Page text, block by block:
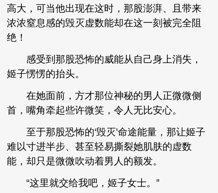
高大，可当他出现在这时，那股澎湃、且带来
浓浓窒息感的毁灭虚数能却在这一刻被完全阻
绝！
感受到那股恐怖的威能从自己身上消失，
姬子愣愣的抬头。
在她面前，方才那位神秘的男人正微微侧
首，嘴角牵起些许微笑，令人无比安心。
至于那股恐怖的‘毁灭’命途能量，那让姬子
难以寸进半步、甚至轻易撕裂她肌肤的虚数
能，却只是微微吹动着男人的额发。
“这里就交给我吧，姬子女士。”